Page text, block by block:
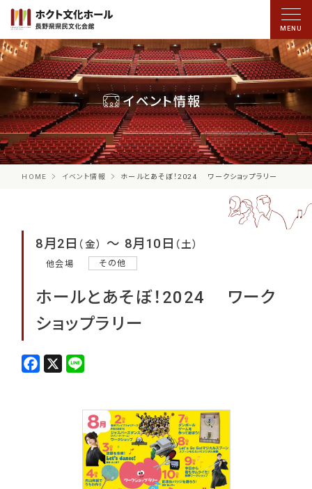
イベント情報
HOME イベント情報 ホールとあそぼ！2024 ワークショップラリー
8月2日 （金） 〜 8月10日 （土）
他会場 その他
ホールとあそぼ！2024 ワーク
ショップラリー
F
a
X